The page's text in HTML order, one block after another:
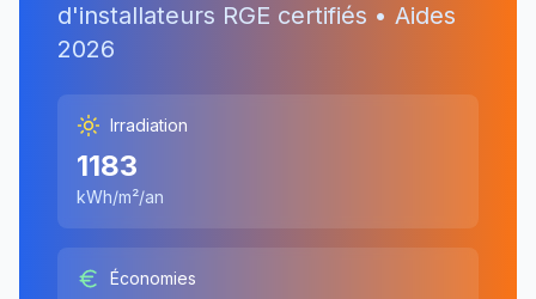
d'installateurs RGE certifiés • Aides
2026
Irradiation
1183
kWh/m²/an
Économies